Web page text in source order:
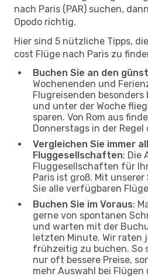
nach Paris (PAR) suchen,
Opodo richtig.
Hier sind 5 nützliche Tipps,
cost Flüge nach Paris zu
Buchen Sie an den
Wochenenden und
Flugreisenden besonders
und unter der Woche
sparen. Von Rom aus
Donnerstags in der
Vergleichen Sie immer
Fluggesellschaften: Die
Fluggesellschaften für
Paris ist groß. Mit
Sie alle verfügbaren
Buchen Sie im Voraus:
gerne von spontanen
und warten mit der
letzten Minute. Wir raten
frühzeitig zu buchen. So
nur oft bessere Preise,
mehr Auswahl bei